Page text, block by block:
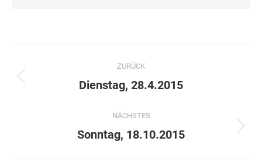
ZURÜCK
Vorheriger
Dienstag, 28.4.2015
NÄCHSTES
Nächster
Sonntag, 18.10.2015